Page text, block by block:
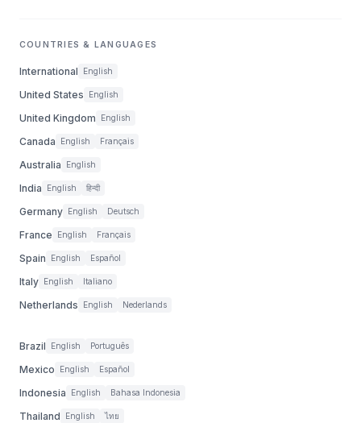
COUNTRIES & LANGUAGES
International English
United States English
United Kingdom English
Canada English Français
Australia English
India English हिन्दी
Germany English Deutsch
France English Français
Spain English Español
Italy English Italiano
Netherlands English Nederlands
Brazil English Português
Mexico English Español
Indonesia English Bahasa Indonesia
Thailand English ไทย